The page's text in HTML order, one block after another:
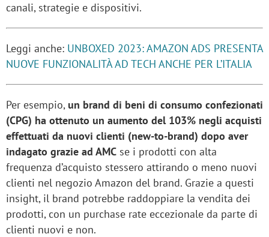
canali, strategie e dispositivi.
Leggi anche: UNBOXED 2023: AMAZON ADS PRESENTA
NUOVE FUNZIONALITÀ AD TECH ANCHE PER L’ITALIA
Per esempio, un brand di beni di consumo confezionati
(CPG) ha ottenuto un aumento del 103% negli acquisti
effettuati da nuovi clienti (new-to-brand) dopo aver
indagato grazie ad AMC se i prodotti con alta
frequenza d’acquisto stessero attirando o meno nuovi
clienti nel negozio Amazon del brand. Grazie a questi
insight, il brand potrebbe raddoppiare la vendita dei
prodotti, con un purchase rate eccezionale da parte di
clienti nuovi e non.